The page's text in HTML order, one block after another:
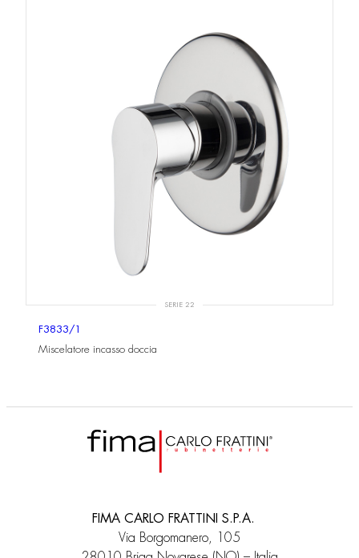
SERIE 22
F3833/1
Miscelatore incasso doccia
FIMA CARLO FRATTINI S.P.A.
Via Borgomanero, 105